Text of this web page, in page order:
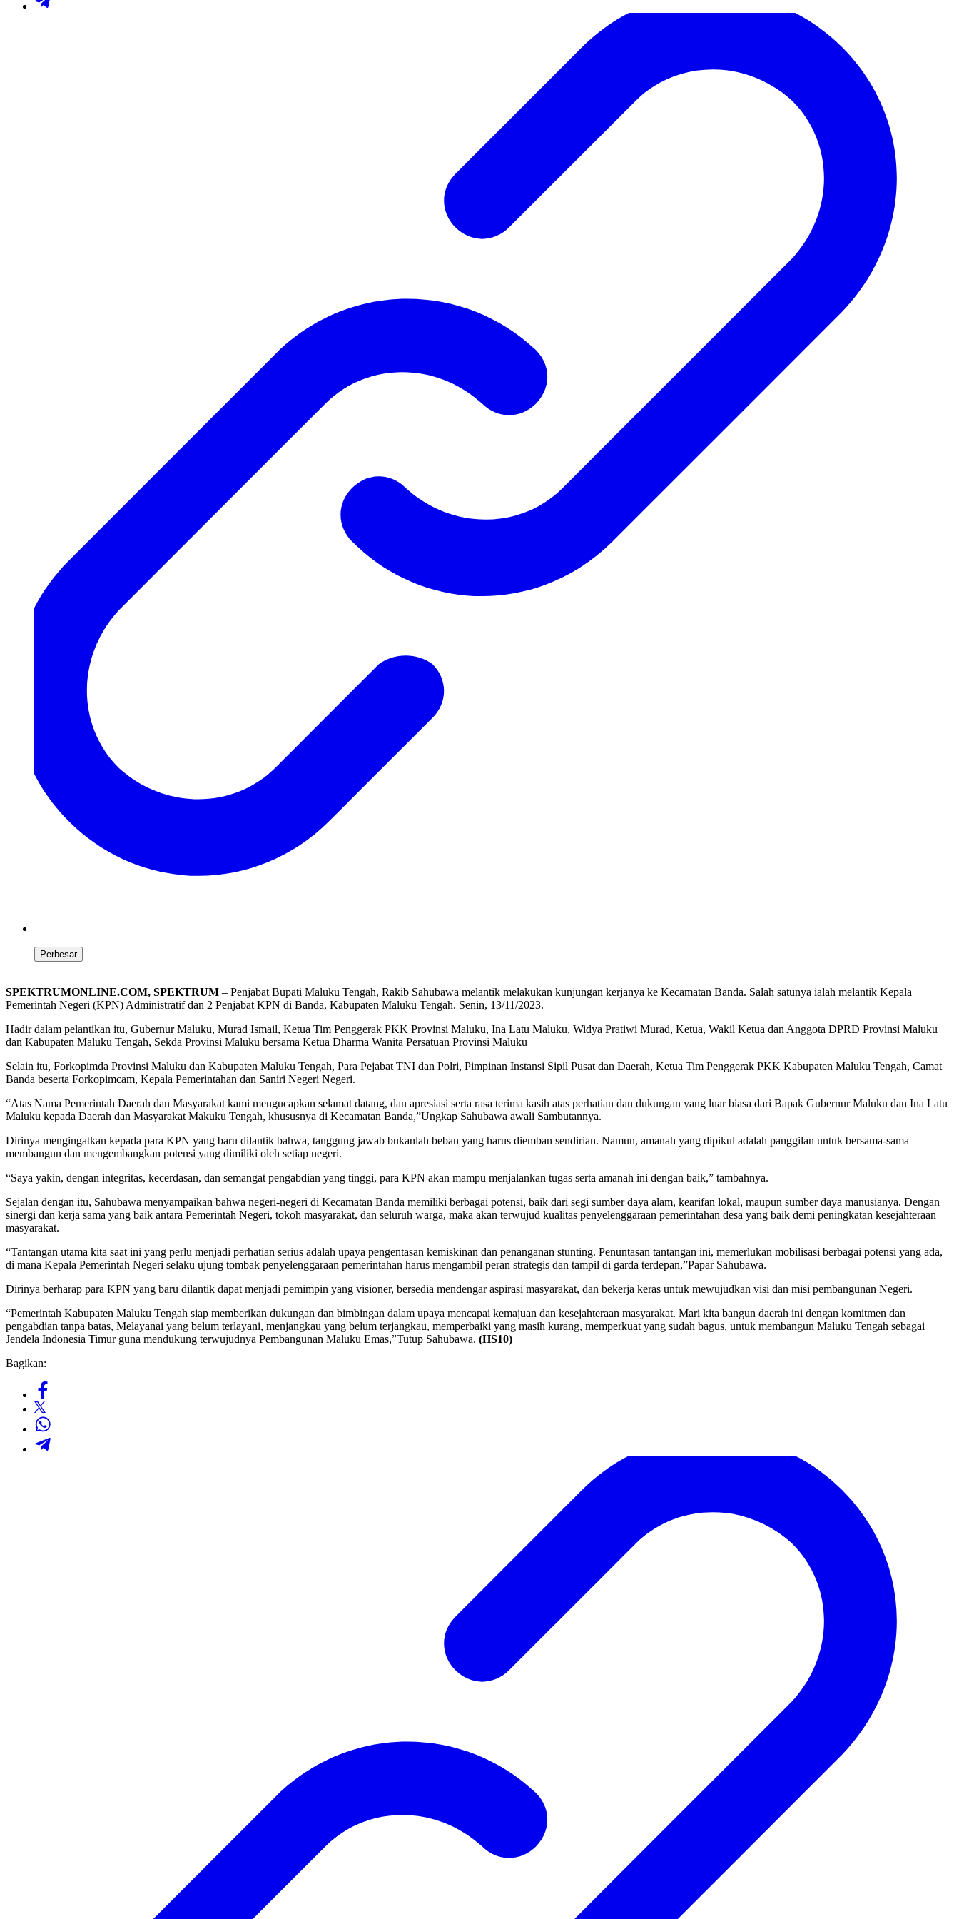
Perbesar
SPEKTRUMONLINE.COM, SPEKTRUM – Penjabat Bupati Maluku Tengah, Rakib Sahubawa melantik melakukan kunjungan kerjanya ke Kecamatan Banda. Salah satunya ialah melantik Kepala
Pemerintah Negeri (KPN) Administratif dan 2 Penjabat KPN di Banda, Kabupaten Maluku Tengah. Senin, 13/11/2023.
Hadir dalam pelantikan itu, Gubernur Maluku, Murad Ismail, Ketua Tim Penggerak PKK Provinsi Maluku, Ina Latu Maluku, Widya Pratiwi Murad, Ketua, Wakil Ketua dan Anggota DPRD Provinsi Maluku
dan Kabupaten Maluku Tengah, Sekda Provinsi Maluku bersama Ketua Dharma Wanita Persatuan Provinsi Maluku
Selain itu, Forkopimda Provinsi Maluku dan Kabupaten Maluku Tengah, Para Pejabat TNI dan Polri, Pimpinan Instansi Sipil Pusat dan Daerah, Ketua Tim Penggerak PKK Kabupaten Maluku Tengah, Camat
Banda beserta Forkopimcam, Kepala Pemerintahan dan Saniri Negeri Negeri.
“Atas Nama Pemerintah Daerah dan Masyarakat kami mengucapkan selamat datang, dan apresiasi serta rasa terima kasih atas perhatian dan dukungan yang luar biasa dari Bapak Gubernur Maluku dan Ina Latu
Maluku kepada Daerah dan Masyarakat Makuku Tengah, khususnya di Kecamatan Banda,”Ungkap Sahubawa awali Sambutannya.
Dirinya mengingatkan kepada para KPN yang baru dilantik bahwa, tanggung jawab bukanlah beban yang harus diemban sendirian. Namun, amanah yang dipikul adalah panggilan untuk bersama-sama
membangun dan mengembangkan potensi yang dimiliki oleh setiap negeri.
“Saya yakin, dengan integritas, kecerdasan, dan semangat pengabdian yang tinggi, para KPN akan mampu menjalankan tugas serta amanah ini dengan baik,” tambahnya.
Sejalan dengan itu, Sahubawa menyampaikan bahwa negeri-negeri di Kecamatan Banda memiliki berbagai potensi, baik dari segi sumber daya alam, kearifan lokal, maupun sumber daya manusianya. Dengan
sinergi dan kerja sama yang baik antara Pemerintah Negeri, tokoh masyarakat, dan seluruh warga, maka akan terwujud kualitas penyelenggaraan pemerintahan desa yang baik demi peningkatan kesejahteraan
masyarakat.
“Tantangan utama kita saat ini yang perlu menjadi perhatian serius adalah upaya pengentasan kemiskinan dan penanganan stunting. Penuntasan tantangan ini, memerlukan mobilisasi berbagai potensi yang ada,
di mana Kepala Pemerintah Negeri selaku ujung tombak penyelenggaraan pemerintahan harus mengambil peran strategis dan tampil di garda terdepan,”Papar Sahubawa.
Dirinya berharap para KPN yang baru dilantik dapat menjadi pemimpin yang visioner, bersedia mendengar aspirasi masyarakat, dan bekerja keras untuk mewujudkan visi dan misi pembangunan Negeri.
“Pemerintah Kabupaten Maluku Tengah siap memberikan dukungan dan bimbingan dalam upaya mencapai kemajuan dan kesejahteraan masyarakat. Mari kita bangun daerah ini dengan komitmen dan
pengabdian tanpa batas, Melayanai yang belum terlayani, menjangkau yang belum terjangkau, memperbaiki yang masih kurang, memperkuat yang sudah bagus, untuk membangun Maluku Tengah sebagai
Jendela Indonesia Timur guna mendukung terwujudnya Pembangunan Maluku Emas,”Tutup Sahubawa. (HS10)
Bagikan: